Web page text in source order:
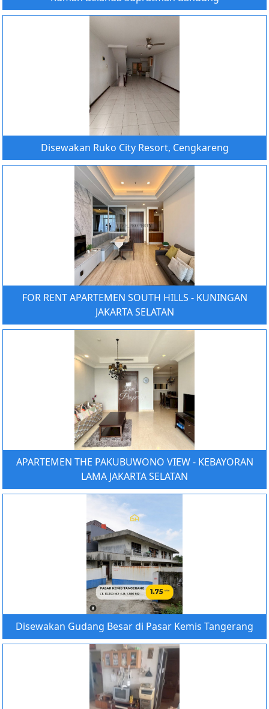
Disewakan Ruko City Resort, Cengkareng
FOR RENT APARTEMEN SOUTH HILLS - KUNINGAN
JAKARTA SELATAN
APARTEMEN THE PAKUBUWONO VIEW - KEBAYORAN
LAMA JAKARTA SELATAN
Disewakan Gudang Besar di Pasar Kemis Tangerang